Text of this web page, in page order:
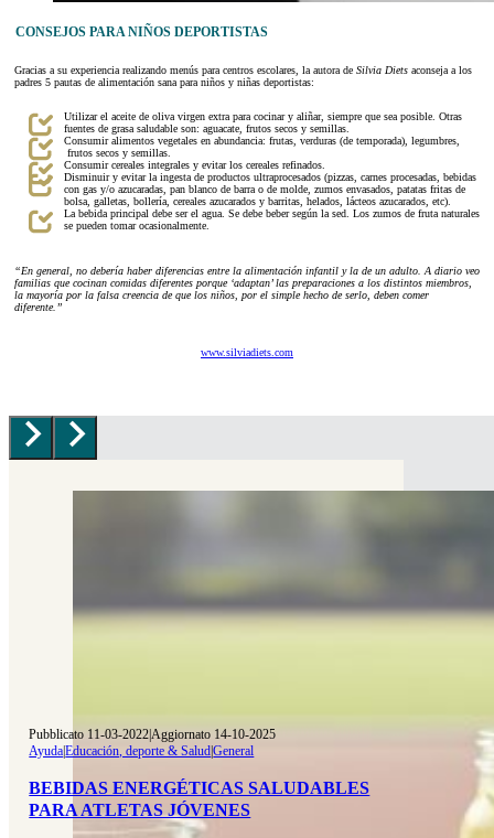
CONSEJOS PARA NIÑOS DEPORTISTAS
Gracias a su experiencia realizando menús para centros escolares, la autora de Silvia Diets aconseja a los
padres 5 pautas de alimentación sana para niños y niñas deportistas:
Utilizar el aceite de oliva virgen extra para cocinar y aliñar, siempre que sea posible. Otras
fuentes de grasa saludable son: aguacate, frutos secos y semillas.
Consumir alimentos vegetales en abundancia: frutas, verduras (de temporada), legumbres,
frutos secos y semillas.
Consumir cereales integrales y evitar los cereales refinados.
Disminuir y evitar la ingesta de productos ultraprocesados (pizzas, carnes procesadas, bebidas
con gas y/o azucaradas, pan blanco de barra o de molde, zumos envasados, patatas fritas de
bolsa, galletas, bollería, cereales azucarados y barritas, helados, lácteos azucarados, etc).
La bebida principal debe ser el agua. Se debe beber según la sed. Los zumos de fruta naturales
se pueden tomar ocasionalmente.
“En general, no debería haber diferencias entre la alimentación infantil y la de un adulto. A diario veo
familias que cocinan comidas diferentes porque ‘adaptan’ las preparaciones a los distintos miembros,
la mayoría por la falsa creencia de que los niños, por el simple hecho de serlo, deben comer
diferente.”
www.silviadiets.com
Pubblicato 11-03-2022|Aggiornato 14-10-2025
Ayuda|Educación, deporte & Salud|General
BEBIDAS ENERGÉTICAS SALUDABLES
PARA ATLETAS JÓVENES